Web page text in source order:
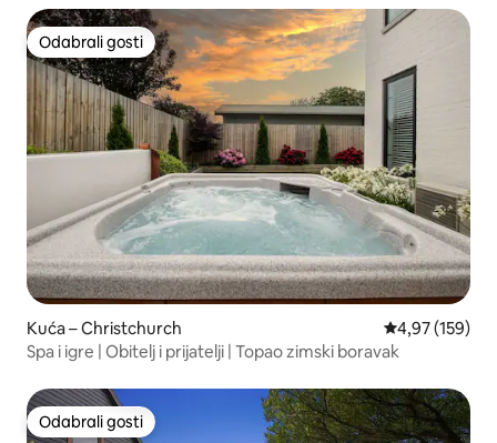
Odabrali gosti
Odabrali gosti
Kuća – Christchurch Prosječna
4,97 (159)
Spa i igre | Obitelj i prijatelji | Topao zimski boravak
Odabrali gosti
Odabrali gosti